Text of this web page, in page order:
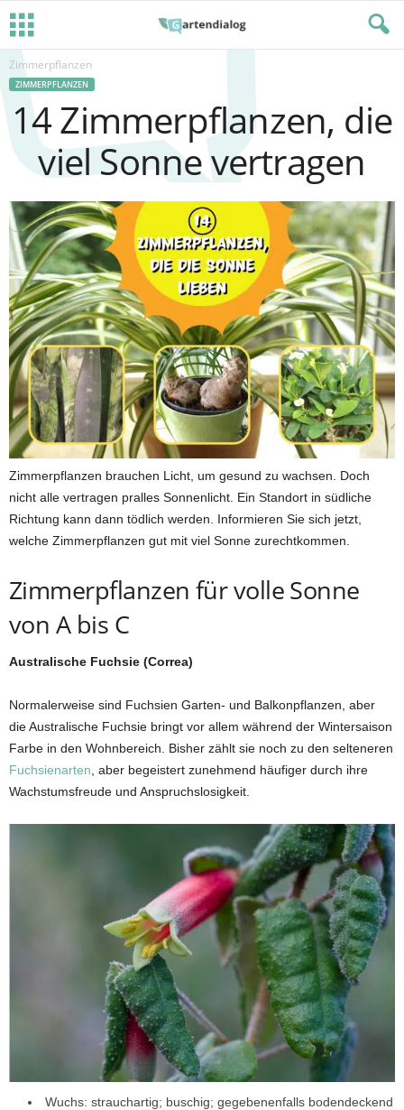
Zimmerpflanzen
ZIMMERPFLANZEN
14 Zimmerpflanzen, die
viel Sonne vertragen
Zimmerpflanzen brauchen Licht, um gesund zu wachsen. Doch
nicht alle vertragen pralles Sonnenlicht. Ein Standort in südliche
Richtung kann dann tödlich werden. Informieren Sie sich jetzt,
welche Zimmerpflanzen gut mit viel Sonne zurechtkommen.
Zimmerpflanzen für volle Sonne
von A bis C
Australische Fuchsie (Correa)
Normalerweise sind Fuchsien Garten- und Balkonpflanzen, aber
die Australische Fuchsie bringt vor allem während der Wintersaison
Farbe in den Wohnbereich. Bisher zählt sie noch zu den selteneren
Fuchsienarten, aber begeistert zunehmend häufiger durch ihre
Wachstumsfreude und Anspruchslosigkeit.
Wuchs: strauchartig; buschig; gegebenenfalls bodendeckend